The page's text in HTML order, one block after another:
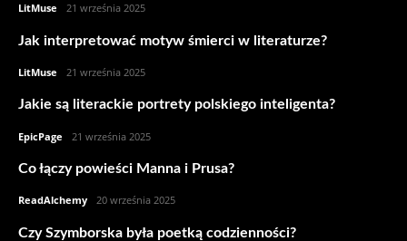
LitMuse 21 września 2025
Jak interpretować motyw śmierci w literaturze?
LitMuse 21 września 2025
Jakie są literackie portrety polskiego inteligenta?
EpicPage 21 września 2025
Co łączy powieści Manna i Prusa?
ReadAlchemy 20 września 2025
Czy Szymborska była poetką codzienności?